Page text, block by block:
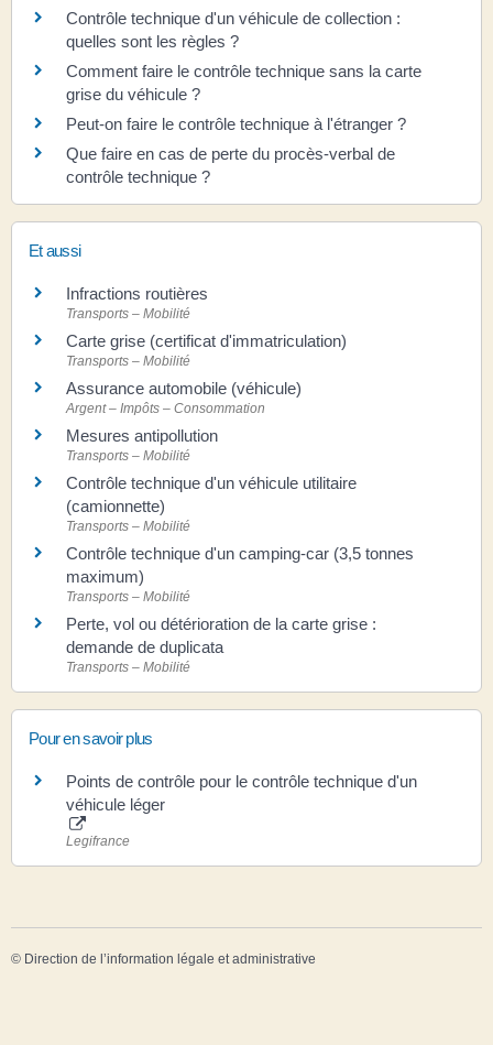
Contrôle technique d'un véhicule de collection :
quelles sont les règles ?
Comment faire le contrôle technique sans la carte
grise du véhicule ?
Peut-on faire le contrôle technique à l'étranger ?
Que faire en cas de perte du procès-verbal de
contrôle technique ?
Et aussi
Infractions routières
Transports – Mobilité
Carte grise (certificat d'immatriculation)
Transports – Mobilité
Assurance automobile (véhicule)
Argent – Impôts – Consommation
Mesures antipollution
Transports – Mobilité
Contrôle technique d'un véhicule utilitaire
(camionnette)
Transports – Mobilité
Contrôle technique d'un camping-car (3,5 tonnes
maximum)
Transports – Mobilité
Perte, vol ou détérioration de la carte grise :
demande de duplicata
Transports – Mobilité
Pour en savoir plus
Points de contrôle pour le contrôle technique d'un
véhicule léger
Legifrance
© Direction de l’information légale et administrative